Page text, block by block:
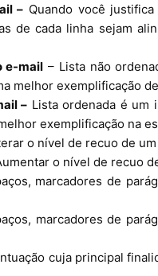
– Quando você
de cada linha sejam
e-mail – Lista não
melhor exemplificação
– Lista ordenada é um
exemplificação na
o nível de recuo de
o nível de recuo
marcadores de
marcadores de
cuja principal